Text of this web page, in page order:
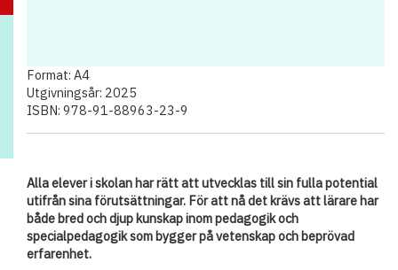
Format: A4
Utgivningsår: 2025
ISBN: 978-91-88963-23-9
Alla elever i skolan har rätt att utvecklas till sin fulla potential
utifrån sina förutsättningar. För att nå det krävs att lärare har
både bred och djup kunskap inom pedagogik och
specialpedagogik som bygger på vetenskap och beprövad
erfarenhet.